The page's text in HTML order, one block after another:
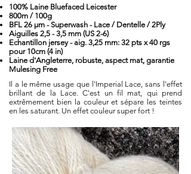
100% Laine Bluefaced Leicester
800m / 100g
BFL 26 µm - Superwash - Lace / Dentelle / 2Ply
Aiguilles 2,5 - 3,5 mm (US 2-6)
Echantillon jersey - aig. 3,25 mm: 32 pts x 40 rgs
pour 10cm (4 in)
Laine d'Angleterre, robuste, aspect mat, garantie
Mulesing Free
Il a le même usage que l'Imperial Lace, sans l'effet
brillant de la Lace. C'est un fil mat, qui prend
extrêmement bien la couleur et sépare les teintes
en les saturant. Un effet couleur super fort !